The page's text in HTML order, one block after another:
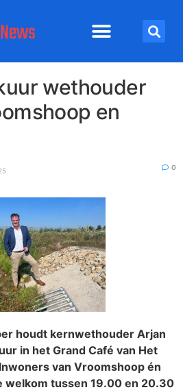
wethouder
en
0
houdt kernwethouder Arjan
in het Grand Café van Het
van Vroomshoop én
welkom tussen 19.00 en 20.30